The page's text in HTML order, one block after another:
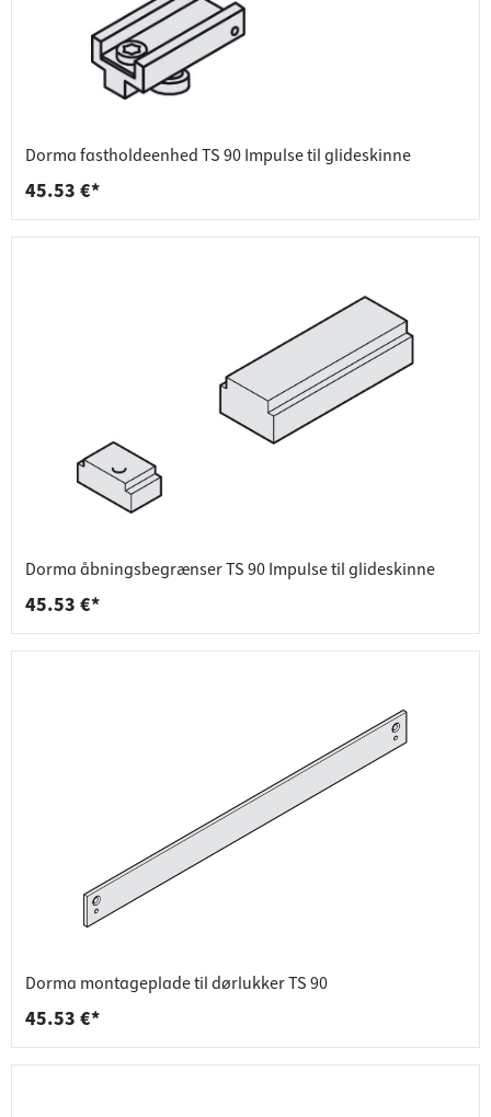
Dorma fastholdeenhed TS 90 Impulse til glideskinne
45.53 €*
Dorma åbningsbegrænser TS 90 Impulse til glideskinne
45.53 €*
Dorma montageplade til dørlukker TS 90
45.53 €*